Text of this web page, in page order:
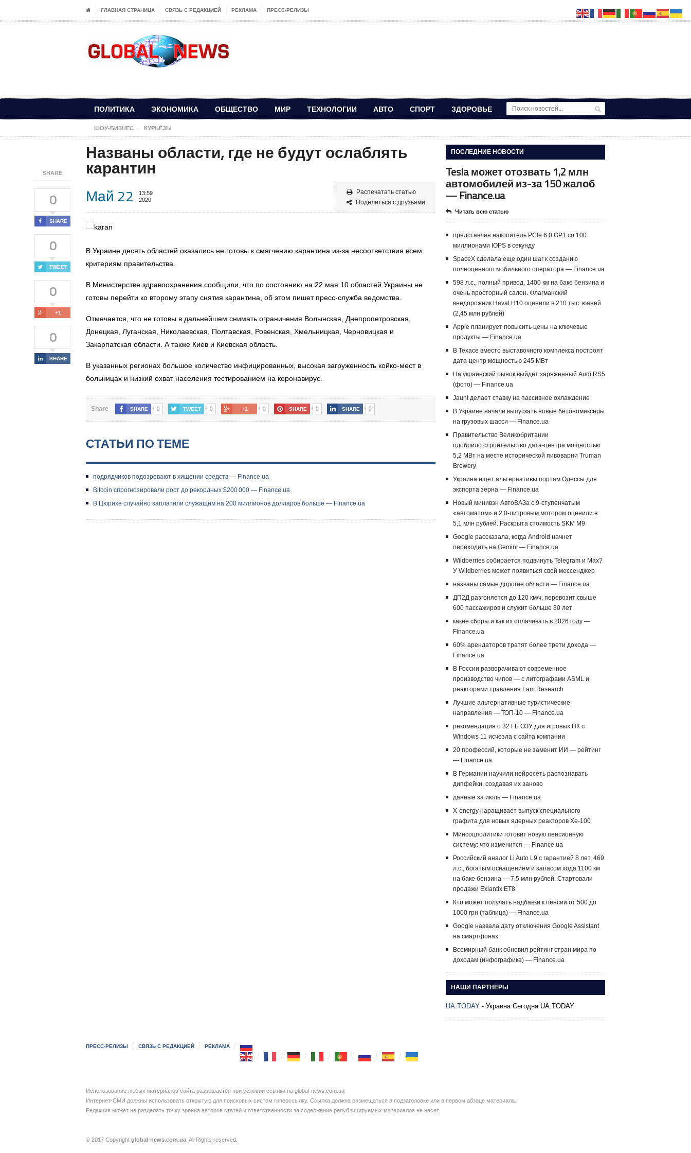
ГЛАВНАЯ СТРАНИЦА СВЯЗЬ С РЕДАКЦИЕЙ РЕКЛАМА ПРЕСС-РЕЛИЗЫ
ПОЛИТИКА ЭКОНОМИКА ОБЩЕСТВО МИР ТЕХНОЛОГИИ АВТО СПОРТ ЗДОРОВЬЕ
ШОУ-БИЗНЕС КУРЬЁЗЫ
SHARE
0
SHARE
0
TWEET
0
+1
0
SHARE
Названы области, где не будут ослаблять
карантин
Май 22
13:59
2020
Распечатать статью
Поделиться с друзьями
В Украине десять областей оказались не готовы к смягчению карантина из-за несоответствия всем
критериям правительства.
В Министерстве здравоохранения сообщили, что по состоянию на 22 мая 10 областей Украины не
готовы перейти ко второму этапу снятия карантина, об этом пишет пресс-служба ведомства.
Отмечается, что не готовы в дальнейшем снимать ограничения Волынская, Днепропетровская,
Донецкая, Луганская, Николаевская, Полтавская, Ровенская, Хмельницкая, Черновицкая и
Закарпатская области. А также Киев и Киевская область.
В указанных регионах большое количество инфицированных, высокая загруженность койко-мест в
больницах и низкий охват населения тестированием на коронавирус.
Share SHARE 0 TWEET 0 +1 0 SHARE 0 SHARE 0
СТАТЬИ ПО ТЕМЕ
подрядчиков подозревают в хищении средств — Finance.ua
Bitcoin спрогнозировали рост до рекордных $200 000 — Finance.ua
В Цюрихе случайно заплатили служащим на 200 миллионов долларов больше — Finance.ua
ПОСЛЕДНИЕ НОВОСТИ
Tesla может отозвать 1,2 млн
автомобилей из-за 150 жалоб
— Finance.ua
Читать всю статью
представлен накопитель PCIe 6.0 GP1 со 100
миллионами IOPS в секунду
SpaceX сделала еще один шаг к созданию
полноценного мобильного оператора — Finance.ua
598 л.с., полный привод, 1400 км на баке бензина и
очень просторный салон. Флагманский
внедорожник Haval H10 оценили в 210 тыс. юаней
(2,45 млн рублей)
Apple планирует повысить цены на ключевые
продукты — Finance.ua
В Техасе вместо выставочного комплекса построят
дата-центр мощностью 245 МВт
На украинский рынок выйдет заряженный Audi RS5
(фото) — Finance.ua
Jaunt делает ставку на пассивное охлаждение
В Украине начали выпускать новые бетономиксеры
на грузовых шасси — Finance.ua
Правительство Великобритании
одобрило строительство дата-центра мощностью
5,2 МВт на месте исторической пивоварни Truman
Brewery
Украина ищет альтернативы портам Одессы для
экспорта зерна — Finance.ua
Новый минивэн АвтоВАЗа с 9-ступенчатым
«автоматом» и 2,0-литровым мотором оценили в
5,1 млн рублей. Раскрыта стоимость SKM M9
Google рассказала, когда Android начнет
переходить на Gemini — Finance.ua
Wildberries собирается подвинуть Telegram и Max?
У Wildberries может появиться свой мессенджер
названы самые дорогие области — Finance.ua
ДП2Д разгоняется до 120 км/ч, перевозит свыше
600 пассажиров и служит больше 30 лет
какие сборы и как их оплачивать в 2026 году —
Finance.ua
60% арендаторов тратят более трети дохода —
Finance.ua
В России разворачивают современное
производство чипов — с литографами ASML и
реакторами травления Lam Research
Лучшие альтернативные туристические
направления — ТОП-10 — Finance.ua
рекомендация о 32 ГБ ОЗУ для игровых ПК с
Windows 11 исчезла с сайта компании
20 профессий, которые не заменит ИИ — рейтинг
— Finance.ua
В Германии научили нейросеть распознавать
дипфейки, создавая их заново
данные за июль — Finance.ua
X-energy наращивает выпуск специального
графита для новых ядерных реакторов Xe-100
Минсоцполитики готовит новую пенсионную
систему: что изменится — Finance.ua
Российский аналог Li Auto L9 с гарантией 8 лет, 469
л.с., богатым оснащением и запасом хода 1100 км
на баке бензина — 7,5 млн рублей. Стартовали
продажи Exlantix ET8
Кто может получать надбавки к пенсии от 500 до
1000 грн (таблица) — Finance.ua
Google назвала дату отключения Google Assistant
на смартфонах
Всемирный банк обновил рейтинг стран мира по
доходам (инфографика) — Finance.ua
НАШИ ПАРТНЁРЫ
UA.TODAY - Украина Сегодня UA.TODAY
ПРЕСС-РЕЛИЗЫ СВЯЗЬ С РЕДАКЦИЕЙ РЕКЛАМА
Использование любых материалов сайта разрешается при условии ссылки на global-news.com.ua
Интернет-СМИ должны использовать открытую для поисковых систем гиперссылку. Ссылка должна размещаться в подзаголовке или в первом абзаце материала.
Редакция может не разделять точку зрения авторов статей и ответственности за содержание републицируемых материалов не несет.
© 2017 Copyright global-news.com.ua . All Rights reserved.